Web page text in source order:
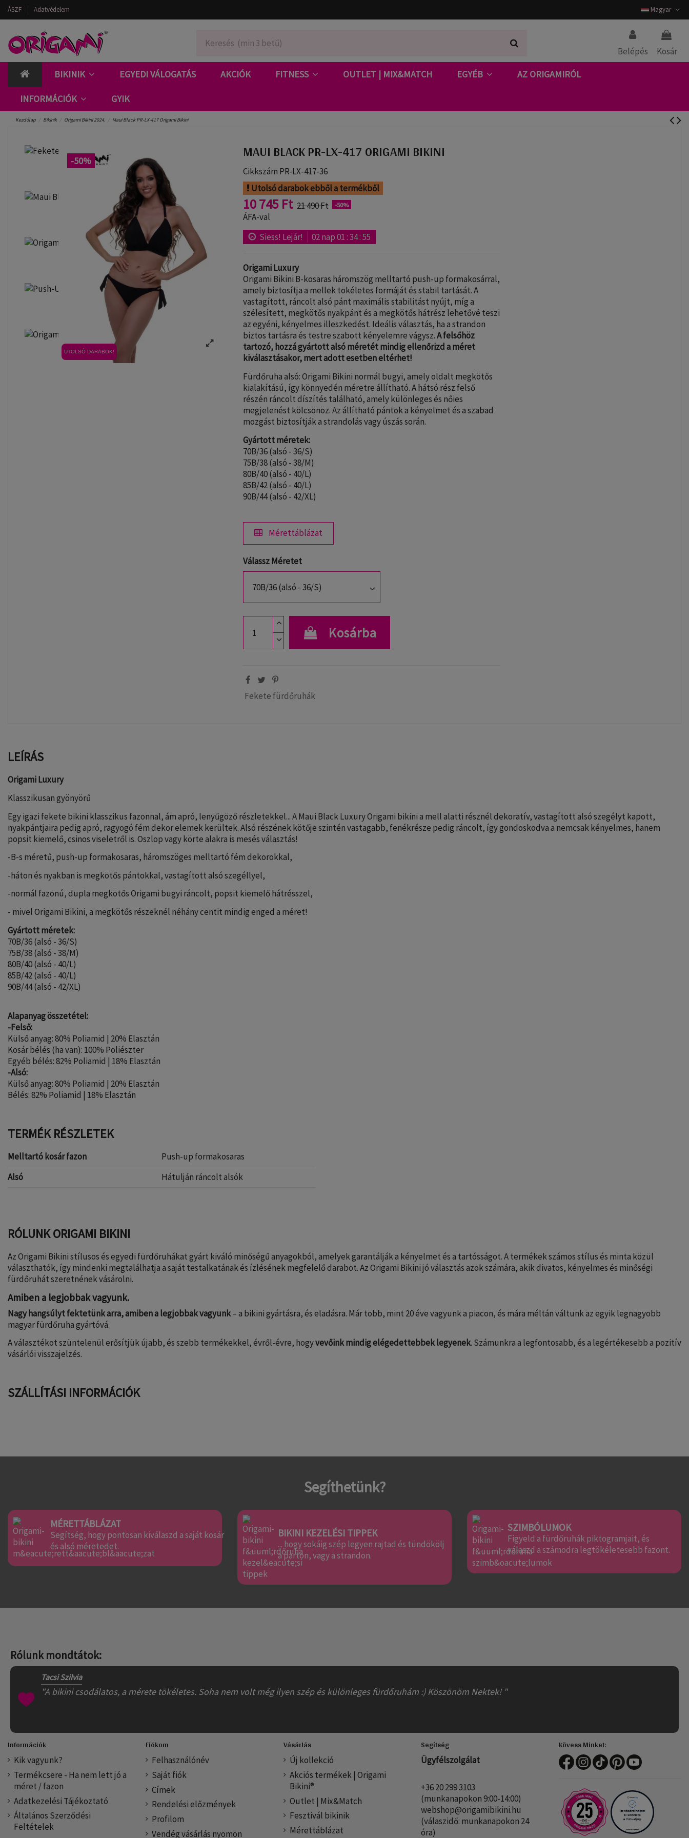
ÁSZF Adatvédelem Magyar
Belépés Kosár
BIKINIK EGYEDI VÁLOGATÁS AKCIÓK FITNESS OUTLET | MIX&MATCH EGYÉB AZ ORIGAMIRÓL
INFORMÁCIÓK GYIK
Kezdőlap Bikinik Origami Bikini 2024. Maui Black PR-LX-417 Origami Bikini
-50%
UTOLSÓ DARABOK!
MAUI BLACK PR-LX-417 ORIGAMI BIKINI
Cikkszám PR-LX-417-36
Utolsó darabok ebből a termékből
10 745 Ft 21 490 Ft -50%
ÁFA-val
Siess! Lejár!
02nap01:34:55
Origami Luxury
Origami Bikini B-kosaras háromszög melltartó push-up formakosárral,
amely biztosítja a mellek tökéletes formáját és stabil tartását. A
vastagított, ráncolt alsó pánt maximális stabilitást nyújt, míg a
szélesített, megkötős nyakpánt és a megkötős hátrész lehetővé teszi
az egyéni, kényelmes illeszkedést. Ideális választás, ha a strandon
biztos tartásra és testre szabott kényelemre vágysz.A felsőhöz
tartozó, hozzá gyártott alsó méretét mindig ellenőrizd a méret
kiválasztásakor, mert adott esetben eltérhet!
Fürdőruha alsó: Origami Bikini normál bugyi, amely oldalt megkötős
kialakítású, így könnyedén méretre állítható. A hátsó rész felső
részén ráncolt díszítés található, amely különleges és nőies
megjelenést kölcsönöz. Az állítható pántok a kényelmet és a szabad
mozgást biztosítják a strandolás vagy úszás során.
Gyártott méretek:
70B/36 (alsó - 36/S)
75B/38 (alsó - 38/M)
80B/40 (alsó - 40/L)
85B/42 (alsó - 40/L)
90B/44 (alsó - 42/XL)
Mérettáblázat
Válassz Méretet
Kosárba
Fekete fürdőruhák
LEÍRÁS
Origami Luxury
Klasszikusan gyönyörű
Egy igazi fekete bikini klasszikus fazonnal, ám apró, lenyűgöző részletekkel... A Maui Black Luxury Origami bikini a mell alatti résznél dekoratív, vastagított alsó szegélyt kapott,
nyakpántjaira pedig apró, ragyogó fém dekor elemek kerültek. Alsó részének kötője szintén vastagabb, fenékrésze pedig ráncolt, így gondoskodva a nemcsak kényelmes, hanem
popsit kiemelő, csinos viseletről is. Oszlop vagy körte alakra is mesés választás!
-B-s méretű, push-up formakosaras, háromszöges melltartó fém dekorokkal,
-háton és nyakban is megkötős pántokkal, vastagított alsó szegéllyel,
-normál fazonú, dupla megkötős Origami bugyi ráncolt, popsit kiemelő hátrésszel,
- mivel Origami Bikini, a megkötős részeknél néhány centit mindig enged a méret!
Gyártott méretek:
70B/36 (alsó - 36/S)
75B/38 (alsó - 38/M)
80B/40 (alsó - 40/L)
85B/42 (alsó - 40/L)
90B/44 (alsó - 42/XL)
Alapanyag összetétel:
-Felső:
Külső anyag: 80% Poliamid | 20% Elasztán
Kosár bélés (ha van): 100% Poliészter
Egyéb bélés: 82% Poliamid | 18% Elasztán
-Alsó:
Külső anyag: 80% Poliamid | 20% Elasztán
Bélés: 82% Poliamid | 18% Elasztán
TERMÉK RÉSZLETEK
Melltartó kosár fazon
Push-up formakosaras
Alsó
Hátulján ráncolt alsók
RÓLUNK ORIGAMI BIKINI
Az Origami Bikini stílusos és egyedi fürdőruhákat gyárt kiváló minőségű anyagokból, amelyek garantálják a kényelmet és a tartósságot. A termékek számos stílus és minta közül
választhatók, így mindenki megtalálhatja a saját testalkatának és ízlésének megfelelő darabot. Az Origami Bikini jó választás azok számára, akik divatos, kényelmes és minőségi
fürdőruhát szeretnének vásárolni.
Amiben a legjobbak vagyunk.
Nagy hangsúlyt fektetünk arra, amiben a legjobbak vagyunk– a bikini gyártásra, és eladásra. Már több, mint 20 éve vagyunk a piacon, és mára méltán váltunk az egyik legnagyobb
magyar fürdőruha gyártóvá.
A választékot szüntelenül erősítjük újabb, és szebb termékekkel, évről-évre, hogyvevőink mindig elégedettebbek legyenek. Számunkra a legfontosabb, és a legértékesebb a pozitív
vásárlói visszajelzés.
SZÁLLÍTÁSI INFORMÁCIÓK
Segíthetünk?
MÉRETTÁBLÁZAT
Segítség, hogy pontosan kiválaszd a saját kosár
és alsó méretedet.
BIKINI KEZELÉSI TIPPEK
... hogy sokáig szép legyen rajtad és tündökölj
a parton, vagy a strandon.
SZIMBÓLUMOK
Figyeld a fürdőruhák piktogramjait, és
válaszd a számodra legtökéletesebb fazont.
Rólunk mondtátok:
Tacsi Szilvia
"A bikini csodálatos, a mérete tökéletes. Soha nem volt még ilyen szép és különleges fürdőruhám :) Köszönöm Nektek! "
Információk
Kik vagyunk?
Termékcsere - Ha nem lett jó a
méret / fazon
Adatkezelési Tájékoztató
Általános Szerződési
Feltételek
Fiókom
Felhasználónév
Saját fiók
Címek
Rendelési előzmények
Profilom
Vendég vásárlás nyomon
Vásárlás
Új kollekció
Akciós termékek | Origami
Bikini®
Outlet | Mix&Match
Fesztivál bikinik
Mérettáblázat
Segítség
Ügyfélszolgálat
+36 20 299 3103
(munkanapokon 9:00-14:00)
webshop@origamibikini.hu
(válaszidő: munkanapokon 24
óra)
Kövess Minket: